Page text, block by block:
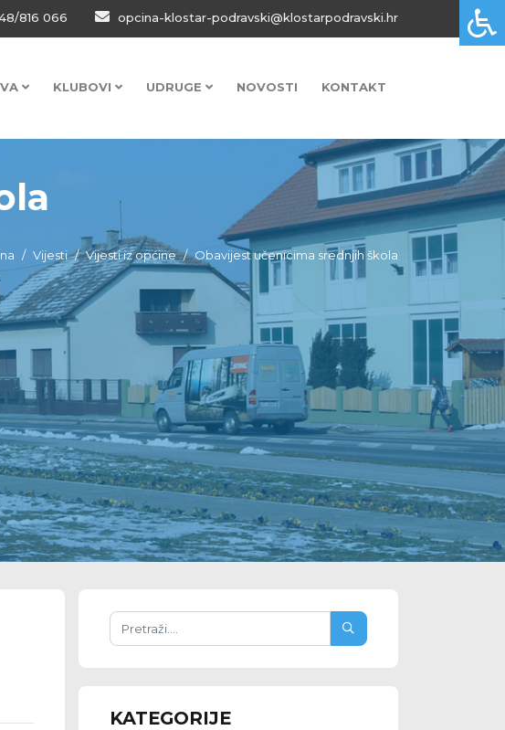
816 066 opcina-klostar-podravski@klostarpodravski.hr
KLUBOVI UDRUGE NOVOSTI KONTAKT
Vijesti Vijesti iz općine Obavijest učenicima srednjih škola
KATEGORIJE